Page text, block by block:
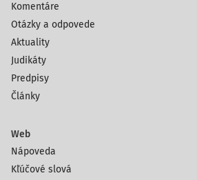
Komentáre
Otázky a odpovede
Aktuality
Judikáty
Predpisy
Články
Web
Nápoveda
Kľúčové slová